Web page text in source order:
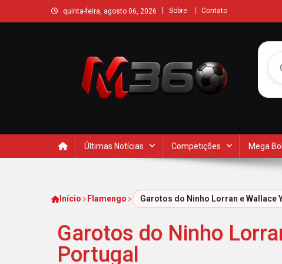
quinta-feira, agosto 06, 2026 Sobre Contato
Últimas Notícias Competições Mega
Início Flamengo Garotos do Ninho Lorran e Wallace
Garotos do Ninho
Portugal